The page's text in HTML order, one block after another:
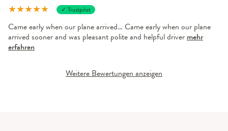
★★★★★ ✓ Trustpilot
Came early when our plane arrived… Came early when our plane
arrived sooner and was pleasant polite and helpful driver mehr
erfahren
Weitere Bewertungen anzeigen